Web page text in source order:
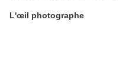
L'œil photographe